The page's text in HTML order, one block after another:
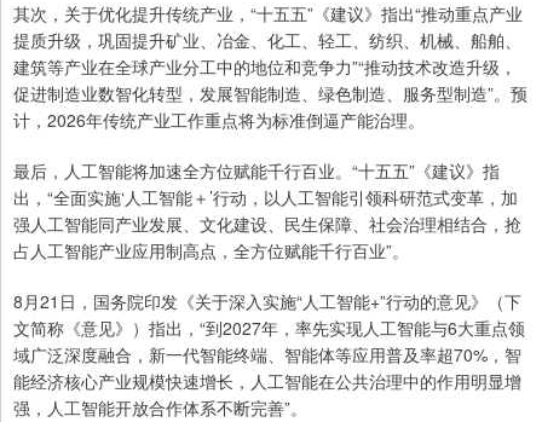
其次，关于优化提升传统产业，“十五五”《建议》指出“推动重点产业
提质升级，巩固提升矿业、冶金、化工、轻工、纺织、机械、船舶、
建筑等产业在全球产业分工中的地位和竞争力”“推动技术改造升级，
促进制造业数智化转型，发展智能制造、绿色制造、服务型制造”。预
计，2026年传统产业工作重点将为标准倒逼产能治理。
最后，人工智能将加速全方位赋能千行百业。“十五五”《建议》指
出，“全面实施‘人工智能＋’行动，以人工智能引领科研范式变革，加
强人工智能同产业发展、文化建设、民生保障、社会治理相结合，抢
占人工智能产业应用制高点，全方位赋能千行百业”。
8月21日，国务院印发《关于深入实施“人工智能+”行动的意见》（下
文简称《意见》）指出，“到2027年，率先实现人工智能与6大重点领
域广泛深度融合，新一代智能终端、智能体等应用普及率超70%，智
能经济核心产业规模快速增长，人工智能在公共治理中的作用明显增
强，人工智能开放合作体系不断完善”。